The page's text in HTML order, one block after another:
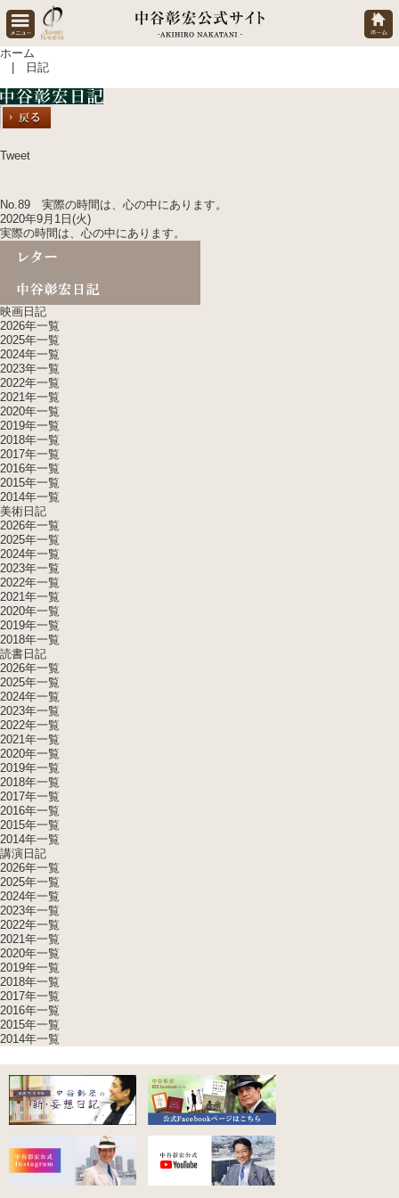
ホーム
| 日記
Tweet
No.89 実際の時間は、心の中にあります。
2020年9月1日(火)
実際の時間は、心の中にあります。
映画日記
2026年一覧
2025年一覧
2024年一覧
2023年一覧
2022年一覧
2021年一覧
2020年一覧
2019年一覧
2018年一覧
2017年一覧
2016年一覧
2015年一覧
2014年一覧
美術日記
2026年一覧
2025年一覧
2024年一覧
2023年一覧
2022年一覧
2021年一覧
2020年一覧
2019年一覧
2018年一覧
読書日記
2026年一覧
2025年一覧
2024年一覧
2023年一覧
2022年一覧
2021年一覧
2020年一覧
2019年一覧
2018年一覧
2017年一覧
2016年一覧
2015年一覧
2014年一覧
講演日記
2026年一覧
2025年一覧
2024年一覧
2023年一覧
2022年一覧
2021年一覧
2020年一覧
2019年一覧
2018年一覧
2017年一覧
2016年一覧
2015年一覧
2014年一覧